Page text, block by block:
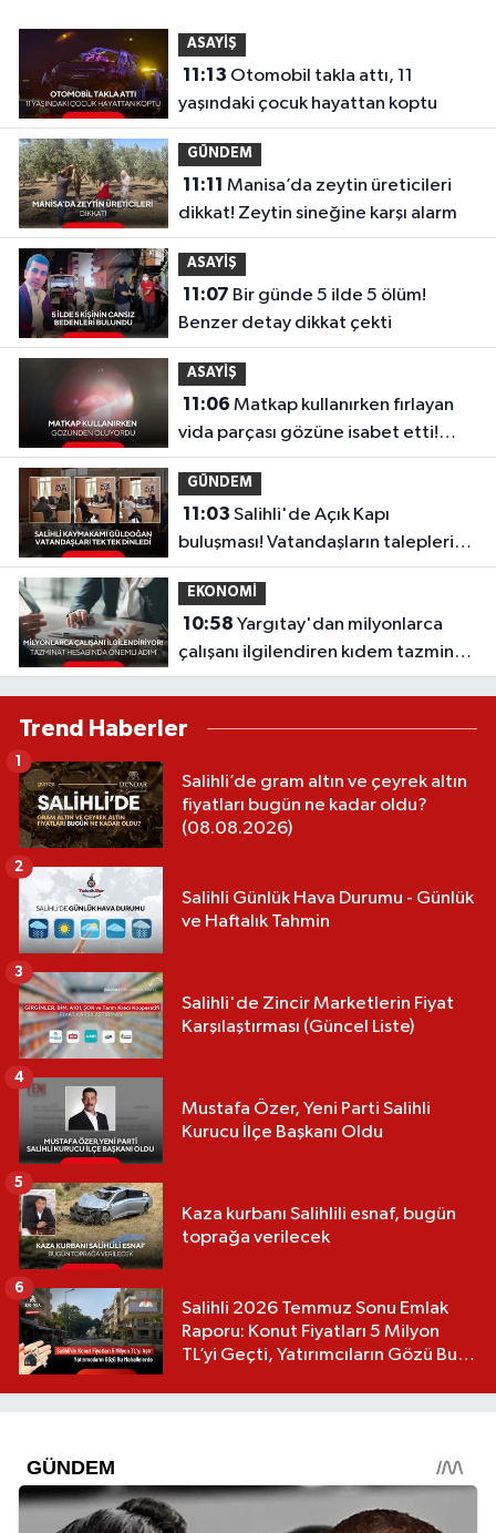
ASAYİŞ
11:13
yaşındaki çocuk hayattan koptu
GÜNDEM
11:11
dikkat! Zeytin sineğine karşı alarm
ASAYİŞ
11:07
Benzer detay dikkat çekti
ASAYİŞ
11:06
vida parçası gözüne isabet etti!
“Gözlük kullanmadım, böyle oldu”
GÜNDEM
11:03
buluşması! Vatandaşların talepleri
dinlendi
EKONOMİ
10:58
çalışanı ilgilendiren kıdem tazminatı
kararı
Trend Haberler
Salihli’de gram altın ve çeyrek altın
fiyatları bugün ne kadar oldu?
(08.08.2026)
1
Salihli Günlük Hava Durumu - Günlük
ve Haftalık Tahmin
2
Salihli'de Zincir Marketlerin Fiyat
Karşılaştırması (Güncel Liste)
3
Mustafa Özer, Yeni Parti Salihli
Kurucu İlçe Başkanı Oldu
4
Kaza kurbanı Salihlili esnaf, bugün
toprağa verilecek
5
Salihli 2026 Temmuz Sonu Emlak
Raporu: Konut Fiyatları 5 Milyon
TL’yi Geçti, Yatırımcıların Gözü Bu
6